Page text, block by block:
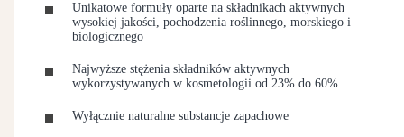
Unikatowe formuły oparte na składnikach aktywnych
wysokiej jakości, pochodzenia roślinnego, morskiego i
biologicznego
Najwyższe stężenia składników aktywnych
wykorzystywanych w kosmetologii od 23% do 60%
Wyłącznie naturalne substancje zapachowe